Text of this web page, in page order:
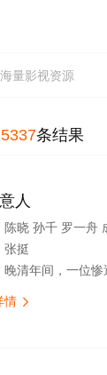
条结果
人
陈晓 孙千 罗一舟 成泰燊 黄志忠
张挺
晚清年间，一位惨遭陷害被流放的读书人，以死谋生，在夹缝中凭借自己的聪明
情 